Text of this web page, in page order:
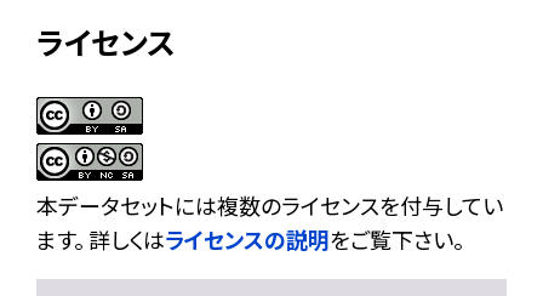
ライセンス
本データセットには複数のライセンスを付与してい
ます。 詳しくはライセンスの説明をご覧下さい。